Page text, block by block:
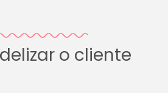
o cliente